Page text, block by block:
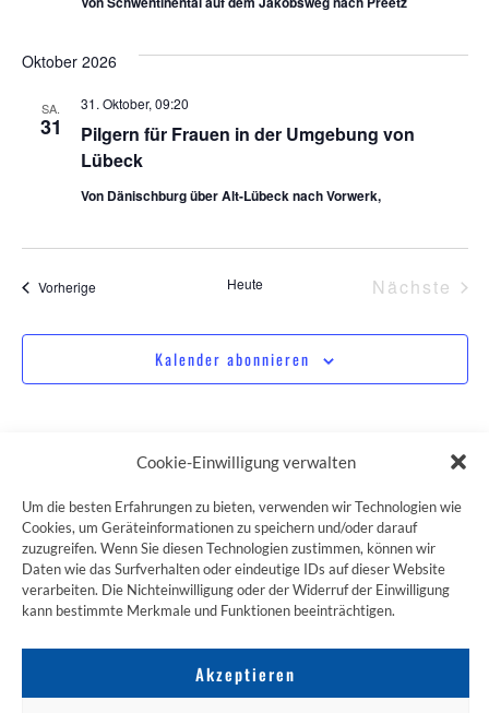
Cookie-Einwilligung verwalten
Um die besten Erfahrungen zu bieten, verwenden wir Technologien wie
Cookies, um Geräteinformationen zu speichern und/oder darauf
zuzugreifen. Wenn Sie diesen Technologien zustimmen, können wir
Daten wie das Surfverhalten oder eindeutige IDs auf dieser Website
verarbeiten. Die Nichteinwilligung oder der Widerruf der Einwilligung
kann bestimmte Merkmale und Funktionen beeinträchtigen.
Akzeptieren
Oktober 2026
SA.
31
Pilgern für Frauen in der Umgebung von
Lübeck
31. Oktober, 09:20
Von Dänischburg über Alt-Lübeck nach Vorwerk,
VorherigeVeranstaltungen Heute Nächste
Kalender abonnieren
ZUM JAKOBSWEG SHOP